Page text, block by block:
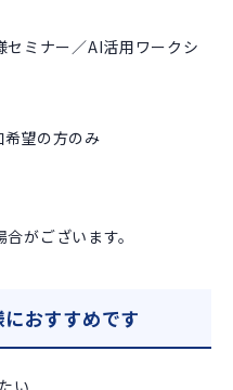
セミナー／AI活用ワークシ
望の方のみ
がございます。
おすすめです